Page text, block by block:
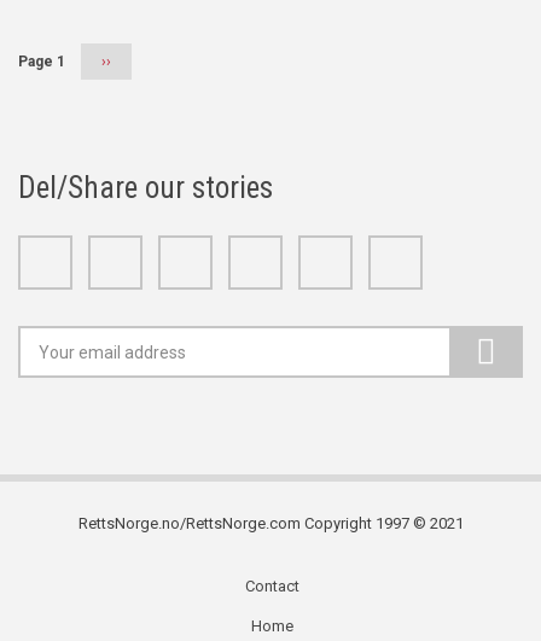
Page 1
Next
››
Del/Share our stories
RettsNorge.no/RettsNorge.com Copyright 1997 © 2021
Contact
Home